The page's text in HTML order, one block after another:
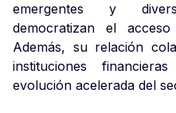
emergentes y
democratizan el
Además, su relación
instituciones
evolución acelerada del